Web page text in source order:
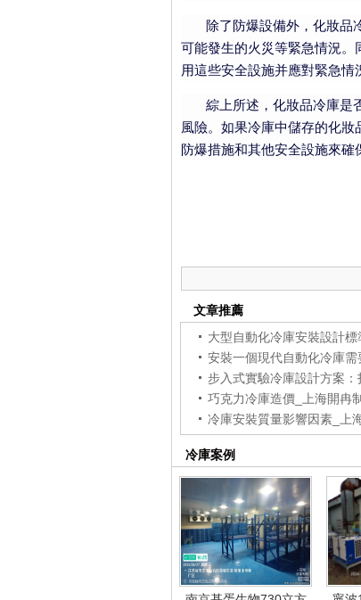
除了防爆設備外，化妝品
可能發生的火災等緊急情況
用這些安全設施并應對緊急情
綜上所述，化妝品冷庫是
風險。如果冷庫中儲存的化
防爆措施和其他安全設施來確
文章推薦
大型自動化冷庫安裝設計標
安裝一個現代自動化冷庫需
巧克力冷庫造價_上海開冉
冷庫安裝質量影響因素_上
冷庫案例